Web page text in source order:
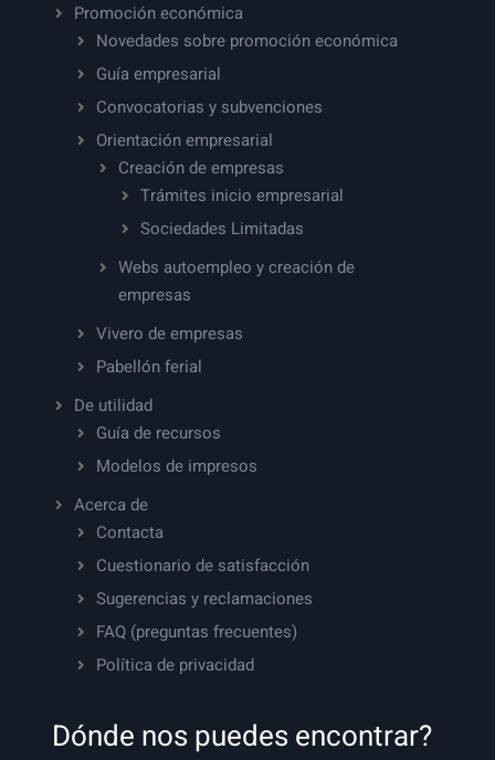
Promoción económica
Novedades sobre promoción económica
Guía empresarial
Convocatorias y subvenciones
Orientación empresarial
Creación de empresas
Trámites inicio empresarial
Sociedades Limitadas
Webs autoempleo y creación de
empresas
Vivero de empresas
Pabellón ferial
De utilidad
Guía de recursos
Modelos de impresos
Acerca de
Contacta
Cuestionario de satisfacción
Sugerencias y reclamaciones
FAQ (preguntas frecuentes)
Política de privacidad
Dónde nos puedes encontrar?